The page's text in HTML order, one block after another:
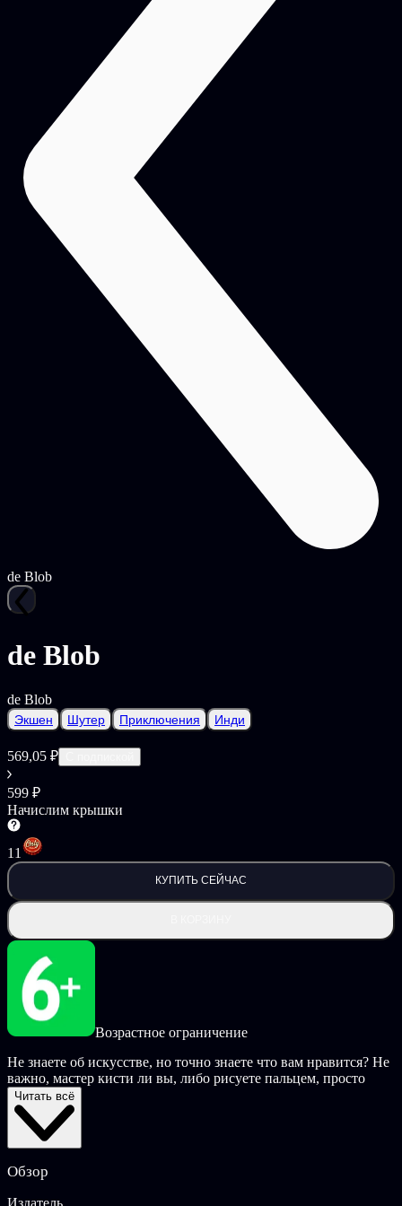
de Blob
de Blob
de Blob
Экшен Шутер Приключения Инди
569,05 ₽
599 ₽
Начислим крышки
11
КУПИТЬ СЕЙЧАС
Возрастное ограничение
Не знаете об искусстве, но точно знаете что вам нравится? Не
важно, мастер кисти ли вы, либо рисуете пальцем, просто
скажите нет серости и присоединяйтесь к Капле и его друзьям
в их цветной революции. Хитрый и необычный герой, только
Капля может прыгать, скакать и крушить все на своем пути и
спасти Хрома-сити от бесцветного будущего.
Сразитесь с огромными танковыми батальонами,
Читать всё
Обзор